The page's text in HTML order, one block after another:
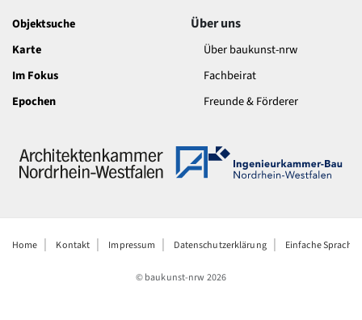
Objektsuche
Karte
Im Fokus
Epochen
Über uns
Über baukunst-nrw
Fachbeirat
Freunde & Förderer
Home Kontakt Impressum Datenschutzerklärung Einfache Sprache
© baukunst-nrw2026